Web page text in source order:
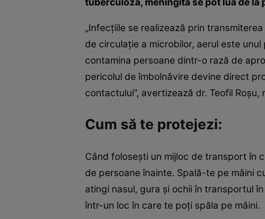
„Infecţiile se realizează prin
de circulaţie a microbilor, ­aerul este
contamina persoane dintr-o rază de
pericolul de îmbolnăvire devine direct
contactului”, avertizează dr. Teofil
Cum să te protejezi:
Când foloseşti un mijloc de transport în
de persoane înainte. Spală-te pe mâini
atingi nasul, gura şi ochii în transportul
într-un loc în care te poţi spăla pe mâini.